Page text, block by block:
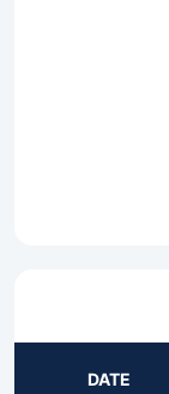
DATE